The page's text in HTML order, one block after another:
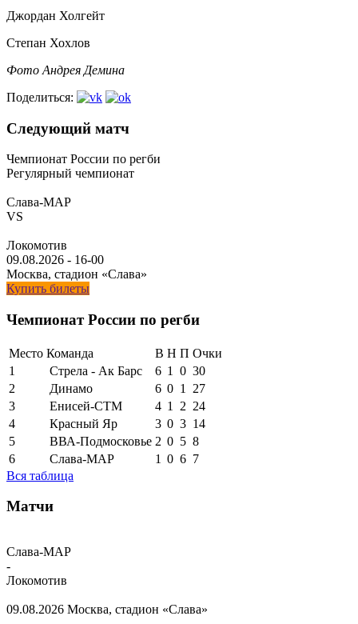
Джордан Холгейт
Степан Хохлов
Фото Андрея Демина
Поделиться:
Следующий матч
Чемпионат России по регби
Регулярный чемпионат
Слава-МАР
VS
Локомотив
09.08.2026 - 16-00
Москва, стадион «Слава»
Купить билеты
Чемпионат России по регби
Место Команда В Н П Очки
1
Стрела - Ак Барс 6 1 0 30
2
Динамо 6 0 1
27
3
Енисей-СТМ 4 1 2 24
4
Красный Яр 3 0 3 14
5
ВВА-Подмосковье 2 0 5 8
6
Слава-МАР 1 0 6 7
Вся таблица
Матчи
Слава-МАР
-
Локомотив
09.08.2026 Москва, стадион «Слава»